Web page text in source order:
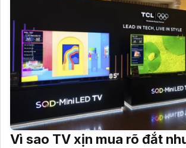
Vì sao TV xịn mua rõ đắt